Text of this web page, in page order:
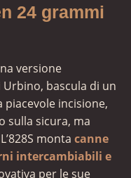
24 grammi
versione
bascula di un
incisione,
sulla sicura, ma
monta canne
intercambiabili e
per le sue